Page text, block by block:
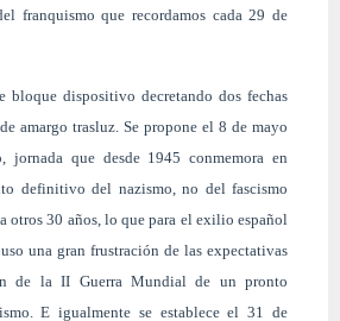
franquismo que recordamos cada 29 de
bloque dispositivo decretando dos fechas
amargo trasluz. Se propone el 8 de mayo
que desde 1945 conmemora en
definitivo del nazismo, no del fascismo
otros 30 años, lo que para el exilio español
una gran frustración de las expectativas
de la II Guerra Mundial de un pronto
E igualmente se establece el 31 de